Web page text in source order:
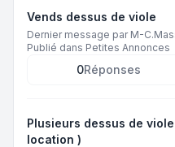
Vends dessus de viole
Dernier message par M-
Publié dans Petites Annonces
0Réponses
Plusieurs dessus de
location )